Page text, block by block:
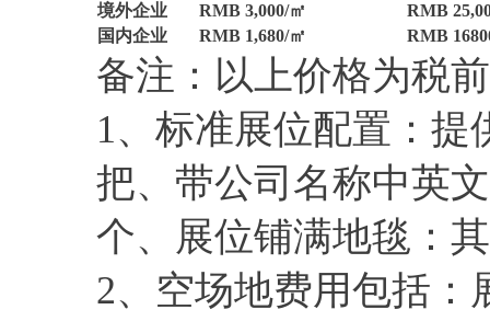
境外企业
RMB 3,000/㎡
RMB
国内企业
RMB 1,680/㎡ RMB
备注：以上价格为税
1、标准展位配置：
把、带公司名称中英
个、展位铺满地毯：
2、空场地费用包括：